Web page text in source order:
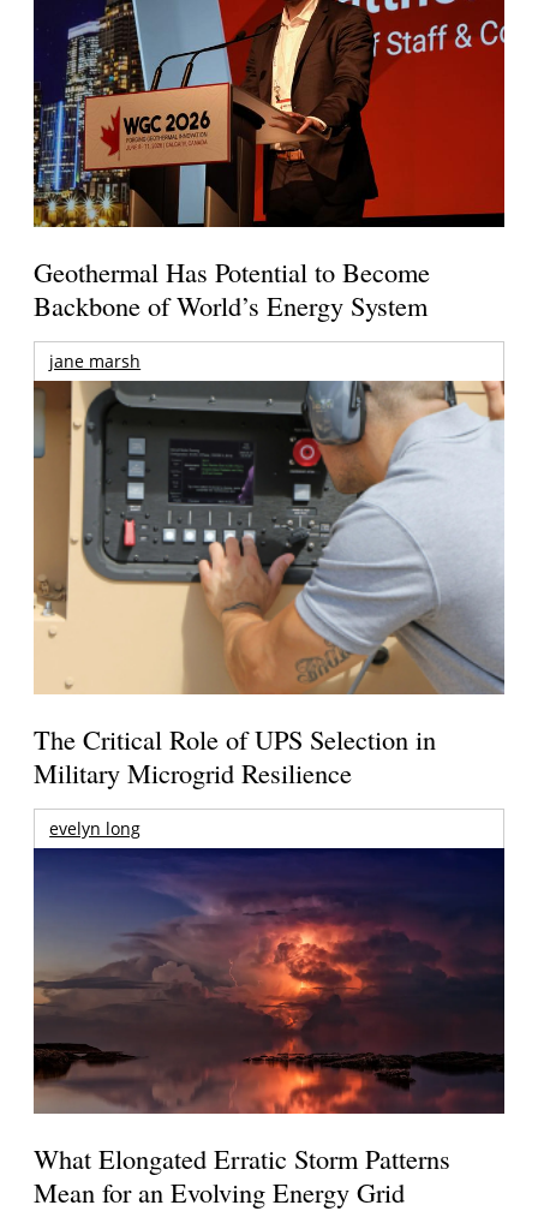
Geothermal Has Potential to Become
Backbone of World’s Energy System
jane marsh
The Critical Role of UPS Selection in
Military Microgrid Resilience
evelyn long
What Elongated Erratic Storm Patterns
Mean for an Evolving Energy Grid